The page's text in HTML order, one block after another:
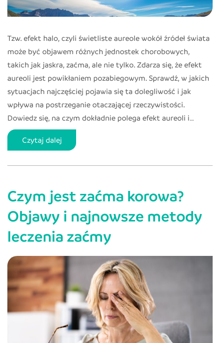
Tzw. efekt halo, czyli świetliste aureole wokół źródeł świata
może być objawem różnych jednostek chorobowych,
takich jak jaskra, zaćma, ale nie tylko. Zdarza się, że efekt
aureoli jest powikłaniem pozabiegowym. Sprawdź, w jakich
sytuacjach najczęściej pojawia się ta dolegliwość i jak
wpływa na postrzeganie otaczającej rzeczywistości.
Dowiedz się, na czym dokładnie polega efekt aureoli i…
Czytaj dalejCzym
jest
efekt
i
choroby
może
sygnalizować?
Czym jest zaćma korowa?
Objawy i najnowsze metody
leczenia zaćmy